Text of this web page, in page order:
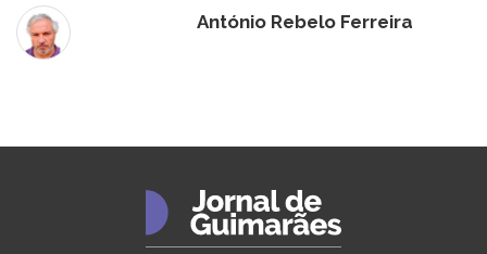
António Rebelo Ferreira